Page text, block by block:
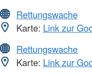
Rettungswache
Karte: Link zur
Rettungswache
Karte: Link zur